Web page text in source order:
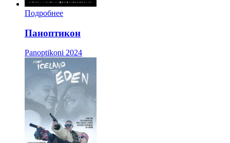
Подробнее
Паноптикон
Panoptikoni 2024